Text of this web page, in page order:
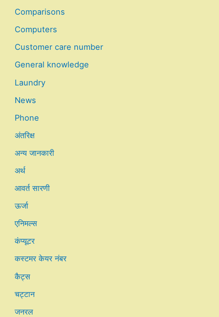
Comparisons
Computers
Customer care number
General knowledge
Laundry
News
Phone
अंतरिक्ष
अन्य जानकारी
अर्थ
आवर्त सारणी
ऊर्जा
एनिमल्स
कंप्यूटर
कस्टमर केयर नंबर
कैट्स
चट्टान
जनरल